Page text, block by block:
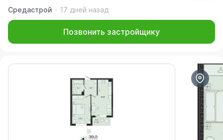
Средастрой
17 дней назад
Позвонить застройщику